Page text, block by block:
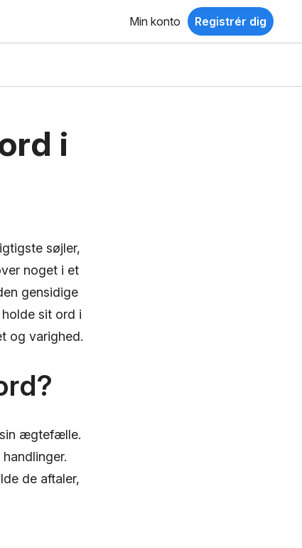
Min konto Registrér dig
i
søjler,
noget i et
gensidige
sit ord i
og varighed.
sin ægtefælle.
de aftaler,